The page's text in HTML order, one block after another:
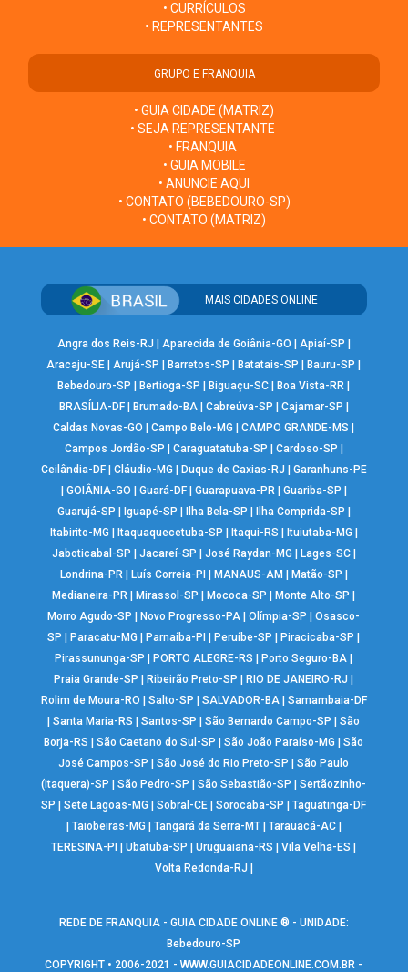
• CURRÍCULOS
• REPRESENTANTES
GRUPO E FRANQUIA
• GUIA CIDADE (MATRIZ)
• SEJA REPRESENTANTE
• FRANQUIA
• GUIA MOBILE
• ANUNCIE AQUI
• CONTATO (BEBEDOURO-SP)
• CONTATO (MATRIZ)
MAIS CIDADES ONLINE
Angra dos Reis-RJ Aparecida de Goiânia-GO Apiaí-SP
Aracaju-SE |Arujá-SP Barretos-SP Batatais-SP Bauru-SP
Bebedouro-SP
Bertioga-SP Biguaçu-SC Boa Vista-RR
BRASÍLIA-DF| Brumado-BA| Cabreúva-SP Cajamar-SP
Caldas Novas-GO
|Campo Belo-MG |CAMPO GRANDE-MS
Campos Jordão-SP
Caraguatatuba-SP Cardoso-SP
Ceilândia-DF| Cláudio-MG Duque de Caxias-RJ
Garanhuns-PE
GOIÂNIA-GO Guará-DF| Guarapuava-PR| Guariba-SP
Guarujá-SP
Iguapé-SP Ilha Bela-SP Ilha Comprida-SP
Itabirito-MG
Itaquaquecetuba-SP Itaqui-RS Ituiutaba-MG
Jaboticabal-SP
Jacareí-SP José Raydan-MG Lages-SC|
Londrina-PR| Luís Correia-PI MANAUS-AM Matão-SP
Medianeira-PR
Mirassol-SP Mococa-SP Monte Alto-SP
Morro Agudo-SP
Novo Progresso-PA |Olímpia-SP |Osasco-
SP
Paracatu-MG Parnaíba-PI Peruíbe-SP Piracicaba-SP
Pirassununga-SP
PORTO ALEGRE-RS Porto Seguro-BA
Praia Grande-SP
Ribeirão Preto-SP RIO DE JANEIRO-RJ
Rolim de Moura-RO
Salto-SP SALVADOR-BA| Samambaia-DF
|Santa Maria-RS |Santos-SP |São Bernardo Campo-SP |São
Borja-RS
|São Caetano do Sul-SP |São João Paraíso-MG |São
José Campos-SP
|São José do Rio Preto-SP |São Paulo
(Itaquera)-SP
|São Pedro-SP |São Sebastião-SP |Sertãozinho-
SP
|Sete Lagoas-MG |Sobral-CE |Sorocaba-SP |Taguatinga-DF
Taiobeiras-MG Tangará da Serra-MT| Tarauacá-AC|
TERESINA-PI
|Ubatuba-SP |Uruguaiana-RS |Vila Velha-ES
Volta Redonda-RJ
REDE DE FRANQUIA - GUIA CIDADE ONLINE ® - UNIDADE:
Bebedouro-SP
COPYRIGHT • 2006-2021 -WWW.GUIACIDADEONLINE.COM.BR -